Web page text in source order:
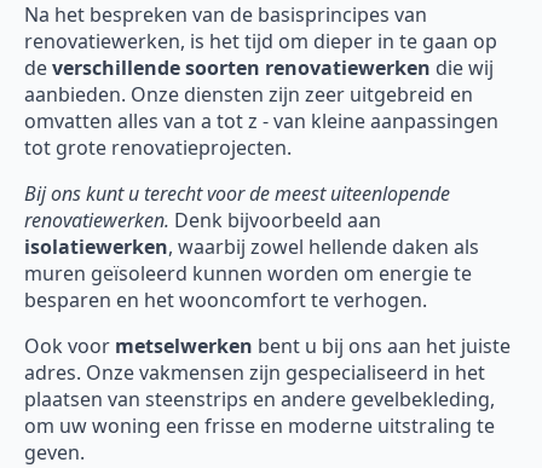
Na het bespreken van de basisprincipes van
renovatiewerken, is het tijd om dieper in te gaan op
deverschillende soorten renovatiewerken die wij
aanbieden. Onze diensten zijn zeer uitgebreid en
omvatten alles van a tot z - van kleine aanpassingen
tot grote renovatieprojecten.
Bij ons kunt u terecht voor de meest uiteenlopende
renovatiewerken. Denk bijvoorbeeld aan
isolatiewerken, waarbij zowel hellende daken als
muren geïsoleerd kunnen worden om energie te
besparen en het wooncomfort te verhogen.
Ook voor metselwerken bent u bij ons aan het juiste
adres. Onze vakmensen zijn gespecialiseerd in het
plaatsen van steenstrips en andere gevelbekleding,
om uw woning een frisse en moderne uitstraling te
geven.